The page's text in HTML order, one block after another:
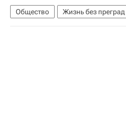
Здоровье
Общество
Жизнь без преград
Кемеровская область
Европа